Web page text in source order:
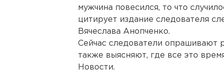
мужчина повесился, то что
цитирует издание следователя
Вячеслава Анопченко.
Сейчас следователи опрашивают
также выясняют, где все это
Новости.